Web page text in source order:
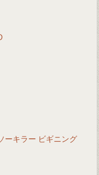
ーキラー ビギニング